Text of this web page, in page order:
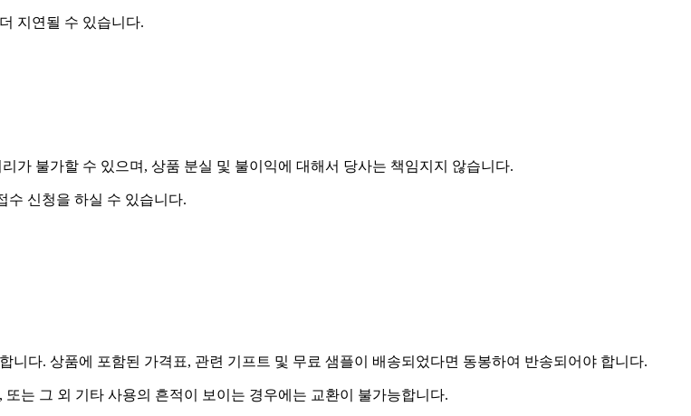
지연될 수 있습니다.
불가할 수 있으며, 상품 분실 및 불이익에 대해서 당사는 책임지지 않습니다.
수 신청을 하실 수 있습니다.
다. 상품에 포함된 가격표, 관련 기프트 및 무료 샘플이 배송되었다면 동봉하여 반송되어야 합니다.
는 그 외 기타 사용의 흔적이 보이는 경우에는 교환이 불가능합니다.